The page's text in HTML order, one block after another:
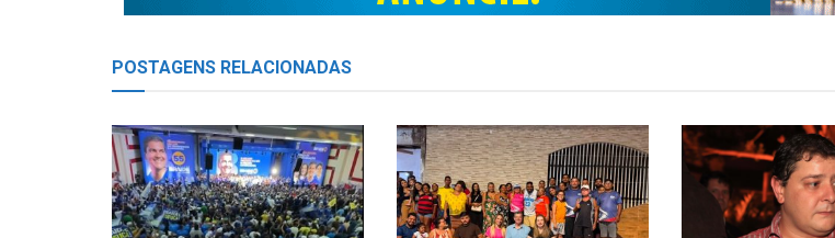
POSTAGENS RELACIONADAS